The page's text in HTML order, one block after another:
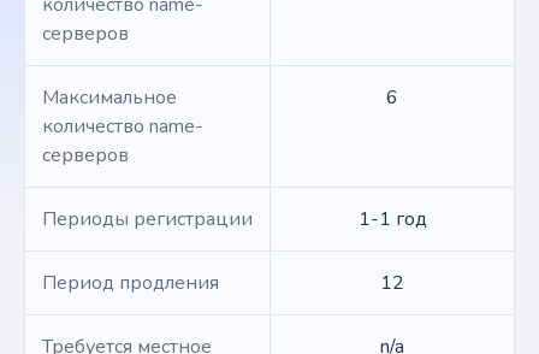
серверов
Максимальное
количество name-
серверов
6
Периоды регистрации 1-1 год
Период продления 12
Требуется местное
n/a